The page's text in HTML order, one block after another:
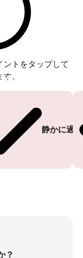
ントをタップして
。
静かに過
がとうございます
？